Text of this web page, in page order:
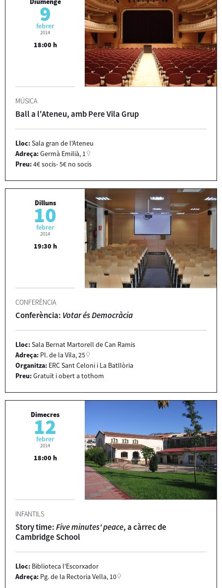
9
febrer
2014
18:00 h
MÚSICA
Ball a l'Ateneu, amb Pere Vila Grup
Lloc:Sala gran de l'Ateneu
Adreça:Germà Emilià, 1
Preu:4€ socis- 5€ no socis
Dilluns
10
febrer
2014
19:30 h
CONFERÈNCIA
Conferència: Votar és Democràcia
Lloc:Sala Bernat Martorell de Can Ramis
Adreça: Pl. de la Vila, 25
Organitza: ERC Sant Celoni i La Batllòria
Preu:Gratuït i obert a tothom
Dimecres
12
febrer
2014
18:00 h
INFANTILS
Story time:Five minutes' peace, a càrrec de
Cambridge School
Lloc: Biblioteca l'Escorxador
Adreça: Pg. de la Rectoria Vella, 10